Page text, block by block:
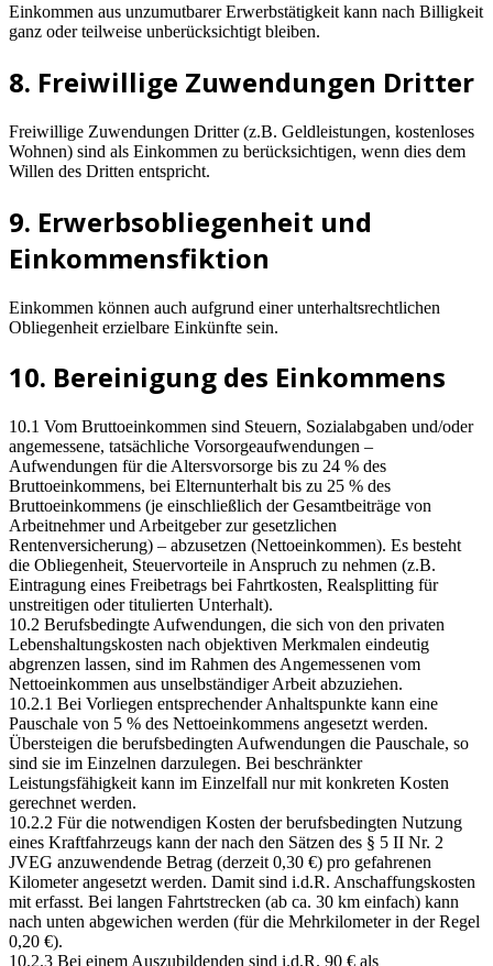
Einkommen aus unzumutbarer Erwerbstätigkeit kann nach Billigkeit
ganz oder teilweise unberücksichtigt bleiben.
8. Freiwillige Zuwendungen Dritter
Freiwillige Zuwendungen Dritter (z.B. Geldleistungen, kostenloses
Wohnen) sind als Einkommen zu berücksichtigen, wenn dies dem
Willen des Dritten entspricht.
9. Erwerbsobliegenheit und
Einkommensfiktion
Einkommen können auch aufgrund einer unterhaltsrechtlichen
Obliegenheit erzielbare Einkünfte sein.
10. Bereinigung des Einkommens
10.1 Vom Bruttoeinkommen sind Steuern, Sozialabgaben und/oder
angemessene, tatsächliche Vorsorgeaufwendungen –
Aufwendungen für die Altersvorsorge bis zu 24 % des
Bruttoeinkommens, bei Elternunterhalt bis zu 25 % des
Bruttoeinkommens (je einschließlich der Gesamtbeiträge von
Arbeitnehmer und Arbeitgeber zur gesetzlichen
Rentenversicherung) – abzusetzen (Nettoeinkommen). Es besteht
die Obliegenheit, Steuervorteile in Anspruch zu nehmen (z.B.
Eintragung eines Freibetrags bei Fahrtkosten, Realsplitting für
unstreitigen oder titulierten Unterhalt).
10.2 Berufsbedingte Aufwendungen, die sich von den privaten
Lebenshaltungskosten nach objektiven Merkmalen eindeutig
abgrenzen lassen, sind im Rahmen des Angemessenen vom
Nettoeinkommen aus unselbständiger Arbeit abzuziehen.
10.2.1 Bei Vorliegen entsprechender Anhaltspunkte kann eine
Pauschale von 5 % des Nettoeinkommens angesetzt werden.
Übersteigen die berufsbedingten Aufwendungen die Pauschale, so
sind sie im Einzelnen darzulegen. Bei beschränkter
Leistungsfähigkeit kann im Einzelfall nur mit konkreten Kosten
gerechnet werden.
10.2.2 Für die notwendigen Kosten der berufsbedingten Nutzung
eines Kraftfahrzeugs kann der nach den Sätzen des § 5 II Nr. 2
JVEG anzuwendende Betrag (derzeit 0,30 €) pro gefahrenen
Kilometer angesetzt werden. Damit sind i.d.R. Anschaffungskosten
mit erfasst. Bei langen Fahrtstrecken (ab ca. 30 km einfach) kann
nach unten abgewichen werden (für die Mehrkilometer in der Regel
0,20 €).
10.2.3 Bei einem Auszubildenden sind i.d.R. 90 € als